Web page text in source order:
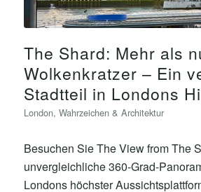
The Shard: Mehr als
Wolkenkratzer – Ein
Stadtteil in Londons
London, Wahrzeichen & Architektur
Besuchen Sie The View from The
unvergleichliche 360-Grad-
Londons höchster